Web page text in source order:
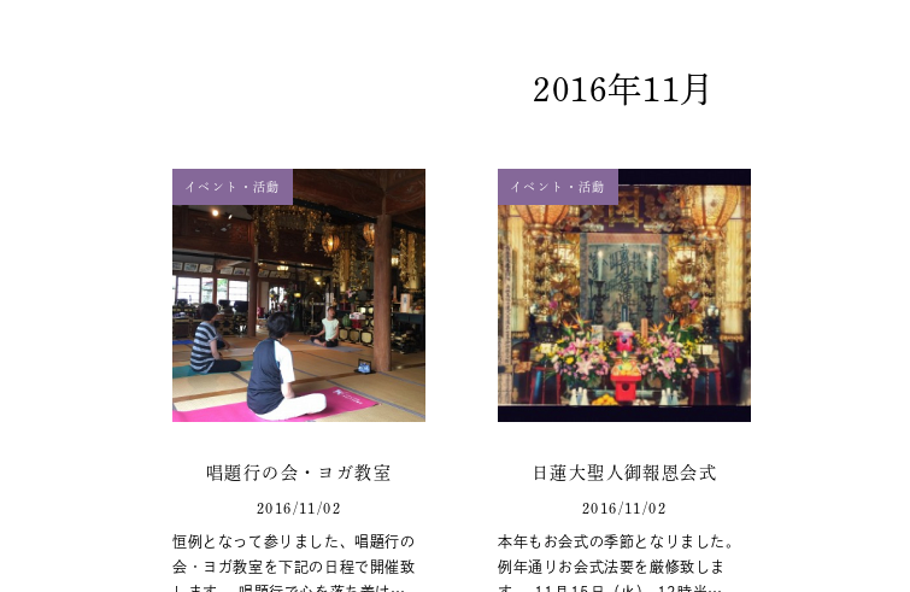
2016年11月
イベント・活動
唱題行の会・ヨガ教室
2016/11/02
恒例となって参りました、唱題行の
会・ヨガ教室を下記の日程で開催致
イベント・活動
日蓮大聖人御報恩会式
2016/11/02
本年もお会式の季節となりました。
例年通りお会式法要を厳修致しま